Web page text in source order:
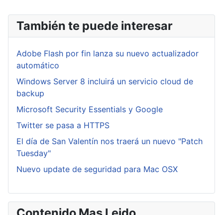
También te puede interesar
Adobe Flash por fin lanza su nuevo actualizador
automático
Windows Server 8 incluirá un servicio cloud de
backup
Microsoft Security Essentials y Google
Twitter se pasa a HTTPS
El día de San Valentín nos traerá un nuevo "Patch
Tuesday"
Nuevo update de seguridad para Mac OSX